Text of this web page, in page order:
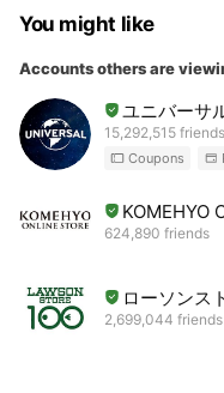
You might like
Accounts others are
ユニバーサ
15,292,515 friends
Coupons
KOMEHYO
624,890 friends
ローソンス
2,699,044 friends